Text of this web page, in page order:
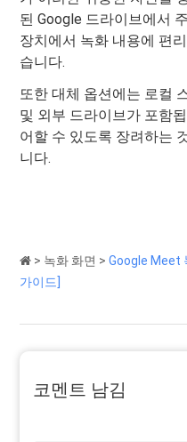
된 Google 드라이브에서
장치에서 녹화 내용에 편
습니다.
또한 대체 옵션에는 로컬
및 외부 드라이브가 포함
어할 수 있도록 장려하는
니다.
> 녹화 화면 >Google Meet
가이드]
코멘트 남김